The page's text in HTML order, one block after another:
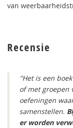
van
Recensie
''Het is een
of met groepen
oefeningen
samenstellen.
er worden